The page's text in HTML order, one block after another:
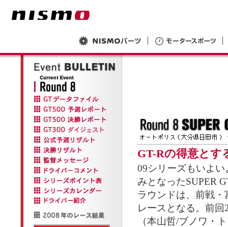
GT-Rの得意とす
09シリーズもいよ
みとなったSUPER
ラウンドは、前戦
レースとなる。前
（本山哲/ブノワ・